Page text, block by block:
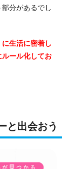
分があるでし
に生活に密着し
ール化してお
と出会おう